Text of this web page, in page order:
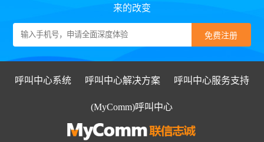
来的改变
呼叫中心系统 呼叫中心解决方案 呼叫中心服务支持
(MyComm)呼叫中心